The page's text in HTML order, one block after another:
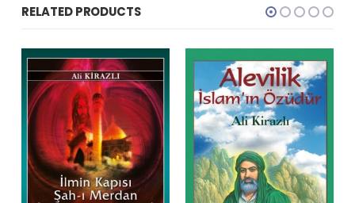
RELATED PRODUCTS